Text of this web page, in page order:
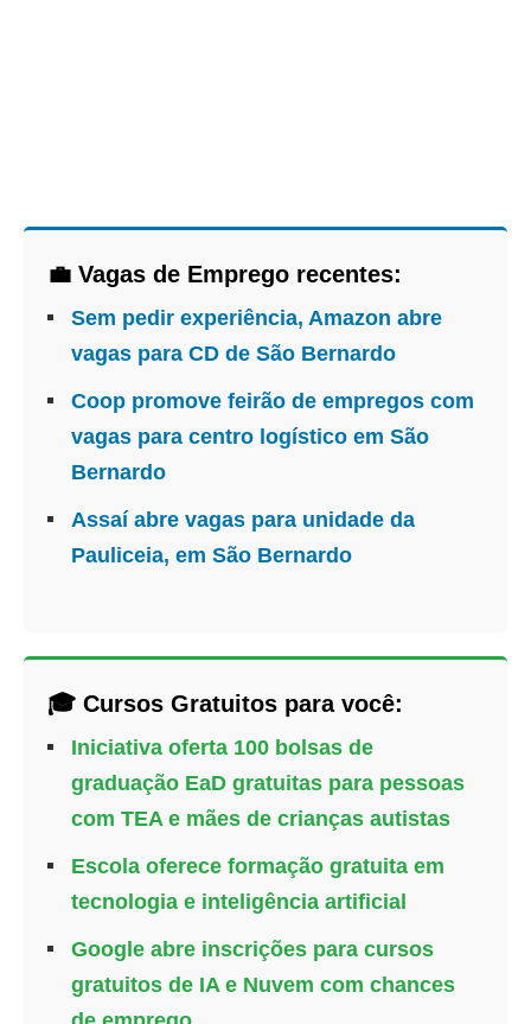
💼 Vagas de Emprego recentes:
Sem pedir experiência, Amazon abre
vagas para CD de São Bernardo
Coop promove feirão de empregos com
vagas para centro logístico em São
Bernardo
Assaí abre vagas para unidade da
Pauliceia, em São Bernardo
🎓 Cursos Gratuitos para você:
Iniciativa oferta 100 bolsas de
graduação EaD gratuitas para pessoas
com TEA e mães de crianças autistas
Escola oferece formação gratuita em
tecnologia e inteligência artificial
Google abre inscrições para cursos
gratuitos de IA e Nuvem com chances